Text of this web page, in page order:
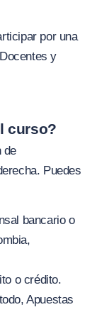
por una
y
curso?
de
Puedes
bancario o
o crédito.
Apuestas